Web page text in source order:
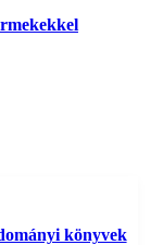
könyvek